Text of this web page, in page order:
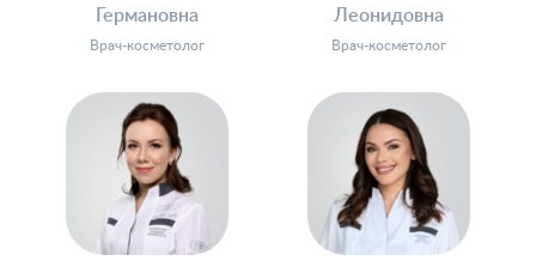
Германовна
Врач-косметолог
Леонидовна
Врач-косметолог